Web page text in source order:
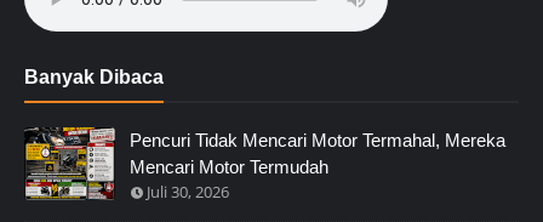
Banyak Dibaca
Pencuri Tidak Mencari Motor Termahal, Mereka
Mencari Motor Termudah
Juli 30, 2026